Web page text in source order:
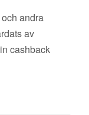
andra
av
cashback